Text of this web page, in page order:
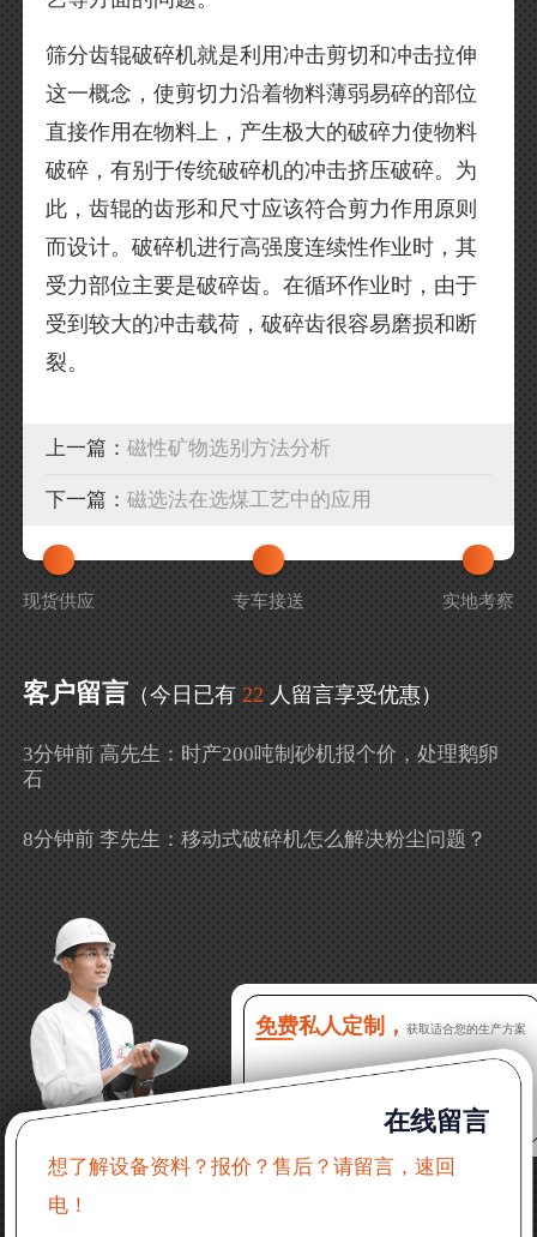
筛分齿辊破碎机就是利用冲击剪切和冲击拉伸
这一概念，使剪切力沿着物料薄弱易碎的部位
直接作用在物料上，产生极大的破碎力使物料
破碎，有别于传统破碎机的冲击挤压破碎。为
此，齿辊的齿形和尺寸应该符合剪力作用原则
而设计。破碎机进行高强度连续性作业时，其
受力部位主要是破碎齿。在循环作业时，由于
受到较大的冲击载荷，破碎齿很容易磨损和断
裂。
上一篇：磁性矿物选别方法分析
下一篇：磁选法在选煤工艺中的应用
现货供应 专车接送 实地考察
客户留言 （今日已有 22 人留言享受优惠）
3分钟前 高先生：时产200吨制砂机报个价，处理鹅卵
石
8分钟前 李先生：移动式破碎机怎么解决粉尘问题？
吗？
16分钟前 程先生：破碎生产线出个方案及报价，有什
么售后服务？
22分钟前 郑女士：想了解时产500吨锤破，加工石灰石
31分钟前 吴先生：成套石头破碎设备有吗？给个详细
产品资料
36分钟前 罗先生：每小时100吨左右的鄂破和反击破，
免费私人定制， 获取适合您的生产方案
在线留言
想了解设备资料？报价？售后？请留言，速回
电！